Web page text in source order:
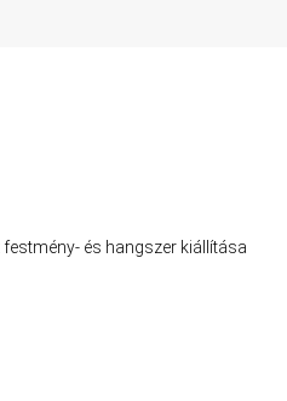
és hangszer kiállítása